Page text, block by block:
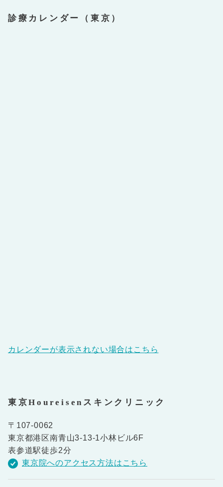
診療カレンダー（東京）
カレンダーが表示されない場合はこちら
東京Houreisenスキンクリニック
〒107-0062
東京都港区南青山3-13-1小林ビル6F
表参道駅徒歩2分
東京院へのアクセス方法はこちら